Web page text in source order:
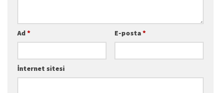
Ad * E-posta*
İnternet sitesi